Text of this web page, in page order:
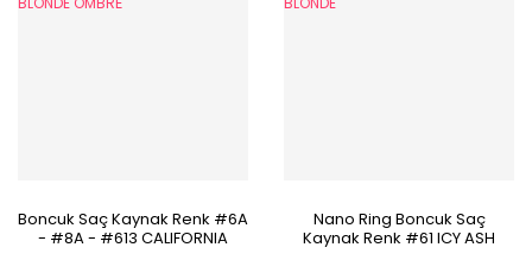
Boncuk Saç Kaynak Renk #6A
- #8A - #613 CALIFORNIA
Nano Ring Boncuk Saç
Kaynak Renk #61 ICY ASH